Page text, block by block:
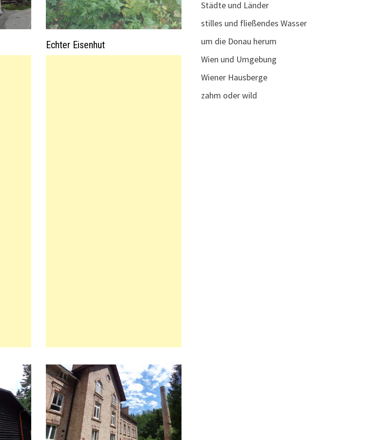
Echter Eisenhut
Städte und Länder
stilles und fließendes Wasser
um die Donau herum
Wien und Umgebung
Wiener Hausberge
zahm oder wild